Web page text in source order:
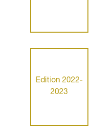
Edition 2022-
2023